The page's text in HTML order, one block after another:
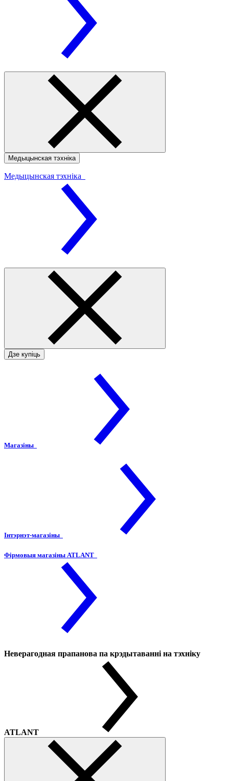
Медыцынская тэхніка
Медыцынская тэхніка
Дзе купіць
Магазіны
Інтэрнэт-магазіны
Фірмовыя магазіны ATLANT
Неверагодная прапанова па крэдытаванні на тэхніку
ATLANT